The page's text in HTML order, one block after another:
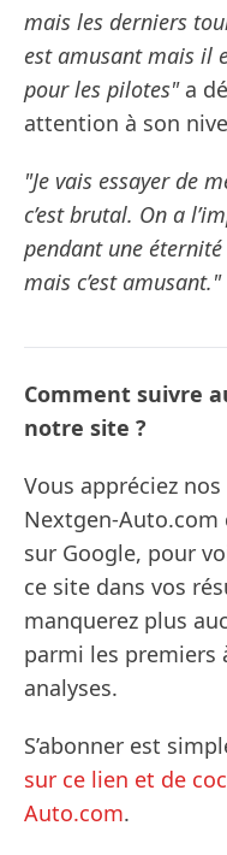
mais les derniers
est amusant mais il
pour les pilotes"a
attention à son
"Je vais essayer de
c’est brutal. On a
pendant une
mais c’est amusant."
Comment suivre
notre site ?
Vous appréciez
Nextgen-
sur Google, pour
ce site dans vos
manquerez plus
parmi les premiers
analyses.
S’abonner est
sur ce lien et de
Auto.com.